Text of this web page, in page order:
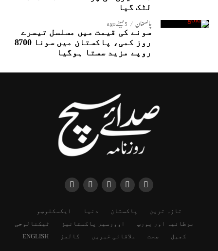
لٹک گیا
پاکستان 5 مہینے ago
سونے کی قیمت میں مسلسل تیسرے
روز کمی، پاکستان میں سونا 8700
روپے مزید سستا ہوگیا
تازہ ترین پاکستان دنیا
ایکسکلوسِو
برطانیہ اور یورپ
اوورسیز پاکستانیز
ٹیکنالوجی
کھیل
صحت علاقائی خبریں کالمز ENGLISH